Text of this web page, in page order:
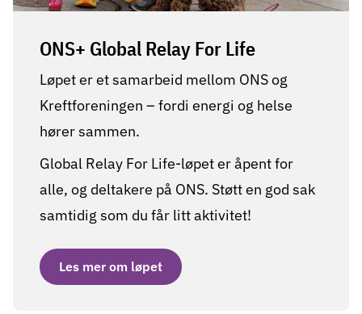
ONS+ Global Relay For Life
Løpet er et samarbeid mellom ONS og
Kreftforeningen – fordi energi og helse
hører sammen.
Global Relay For Life-løpet er åpent for
alle, og deltakere på ONS. Støtt en god sak
samtidig som du får litt aktivitet!
Les mer om løpet